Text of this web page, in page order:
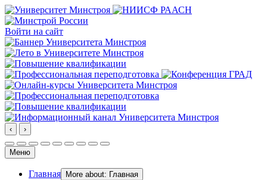
Войти на сайт
‹ ›
Меню
Главная More about: Главная